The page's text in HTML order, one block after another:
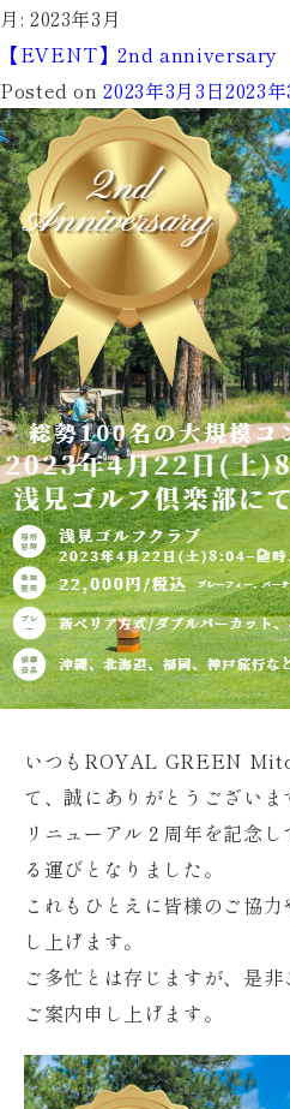
月: 2023年3月
【EVENT】2nd
Posted on2023年3月3日2023
いつもROYAL GREEN
て、誠にありがとうございま
リニューアル２周年を記念
る運びとなりました。
これもひとえに皆様のご協
し上げます。
ご多忙とは存じますが、是
ご案内申し上げます。